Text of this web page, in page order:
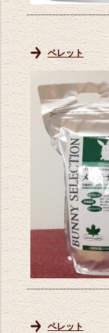
ペレット
ペレット